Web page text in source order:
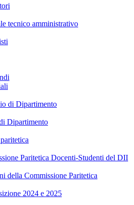
tecnico amministrativo
di Dipartimento
Dipartimento
Paritetica Docenti-Studenti del DII
della Commissione Paritetica
2024 e 2025